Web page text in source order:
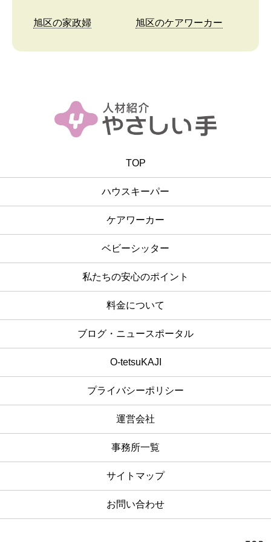
旭区の家政婦 旭区のケアワーカー
TOP
ハウスキーパー
ケアワーカー
ベビーシッター
私たちの安心のポイント
料金について
ブログ・ニュースポータル
O-tetsuKAJI
プライバシーポリシー
運営会社
事務所一覧
サイトマップ
お問い合わせ